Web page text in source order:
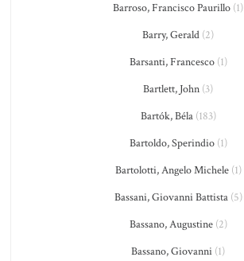
Barroso, Francisco Paurillo (1)
Barry, Gerald (2)
Barsanti, Francesco(1)
Bartlett, John (3)
Bartók, Béla(183)
Bartoldo, Sperindio(1)
Bartolotti, Angelo Michele(1)
Bassani, Giovanni Battista(5)
Bassano, Augustine(2)
Bassano, Giovanni (1)